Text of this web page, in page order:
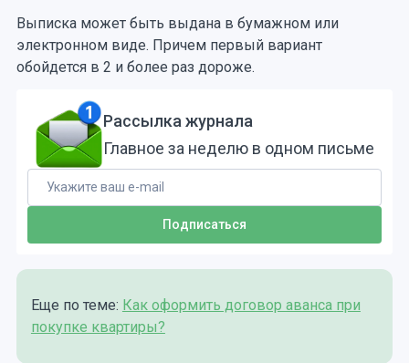
Выписка может быть выдана в бумажном или
электронном виде. Причем первый вариант
обойдется в 2 и более раз дороже.
Рассылка журнала
Главное за неделю в одном письме
Еще по теме: Как оформить договор аванса при
покупке квартиры?